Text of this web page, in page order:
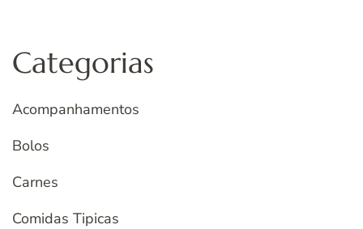
Categorias
Acompanhamentos
Bolos
Carnes
Comidas Tipicas